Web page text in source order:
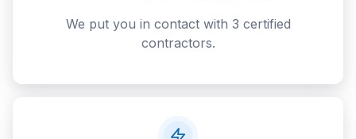
We put you in contact with 3 certified
contractors.